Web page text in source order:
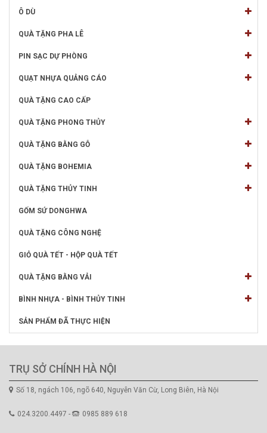
Ô DÙ
QUÀ TẶNG PHA LÊ
PIN SẠC DỰ PHÒNG
QUẠT NHỰA QUẢNG CÁO
QUÀ TẶNG CAO CẤP
QUÀ TẶNG PHONG THỦY
QUÀ TẶNG BẰNG GỖ
QUÀ TẶNG BOHEMIA
QUÀ TẶNG THỦY TINH
GỐM SỨ DONGHWA
QUÀ TẶNG CÔNG NGHỆ
GIỎ QUÀ TẾT - HỘP QUÀ TẾT
QUÀ TẶNG BẰNG VẢI
BÌNH NHỰA - BÌNH THỦY TINH
SẢN PHẨM ĐÃ THỰC HIỆN
TRỤ SỞ CHÍNH HÀ NỘI
Số 18, ngách 106, ngõ 640, Nguyễn Văn Cừ, Long Biên, Hà Nội
024.3200.4497 - 0985 889 618